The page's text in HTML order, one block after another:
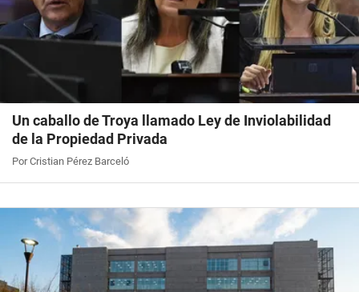
Un caballo de Troya llamado Ley de Inviolabilidad
de la Propiedad Privada
Por Cristian Pérez Barceló